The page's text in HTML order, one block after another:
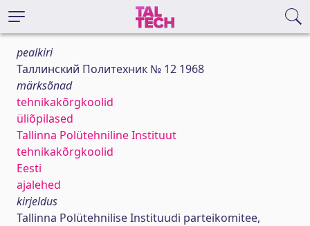
pealkiri
Таллинский Политехник № 12 1968
märksõnad
tehnikakõrgkoolid
üliõpilased
Tallinna Polütehniline Instituut
tehnikakõrgkoolid
Eesti
ajalehed
kirjeldus
Tallinna Polütehnilise Instituudi parteikomitee,